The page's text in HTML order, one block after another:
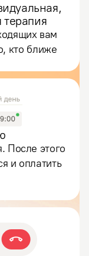
терапия
вам
кто ближе
После этого
и оплатить